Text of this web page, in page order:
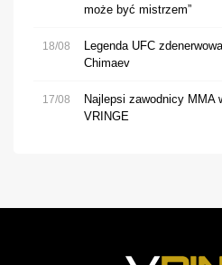
może być mistrzem”
18/08
Legenda UFC
Chimaev
17/08
Najlepsi zawodnicy MMA
VRINGE